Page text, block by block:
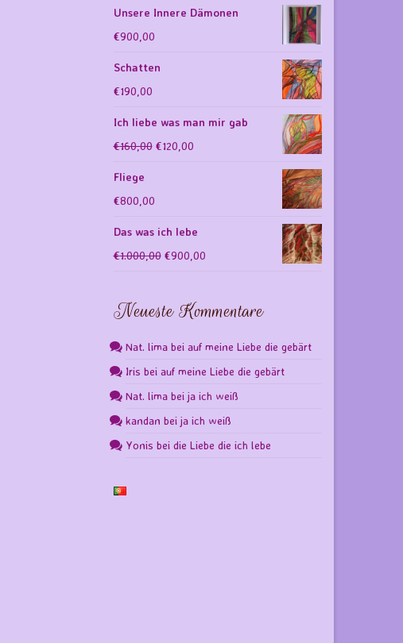
Unsere Innere Dämonen
€900,00
Schatten
€190,00
Ich liebe was man mir gab
€160,00 Ursprünglicher
€120,00Aktueller
Fliege
€800,00
Das was ich lebe
€1.000,00 Ursprünglicher
war:
€900,00Aktueller
Neueste Kommentare
Nat. limabei auf meine Liebe die gebärt
Iris bei auf meine Liebe die gebärt
Nat. limabei ja ich weiß
kandan bei ja ich weiß
Yonis bei die Liebe die ich lebe